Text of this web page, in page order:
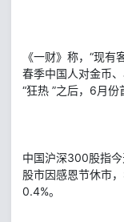
《一财》称，“现
春季中国人对金币
“狂热 ”之后，6月份
中国沪深300股指
股市因感恩节休市
0.4%。